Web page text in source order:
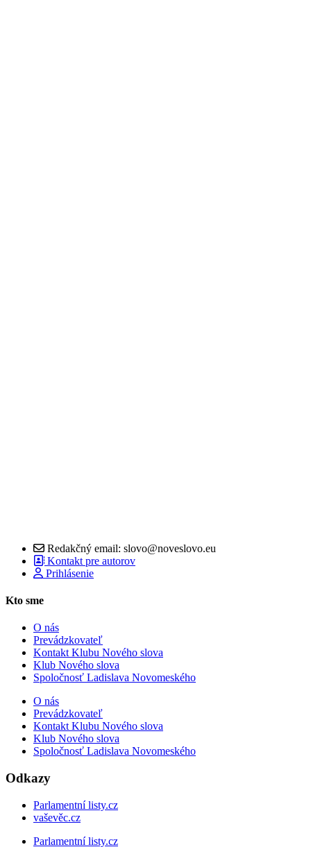
Redakčný email: slovo@noveslovo.eu
Kontakt pre autorov
Prihlásenie
Kto sme
O nás
Prevádzkovateľ
Kontakt Klubu Nového slova
Klub Nového slova
Spoločnosť Ladislava Novomeského
O nás
Prevádzkovateľ
Kontakt Klubu Nového slova
Klub Nového slova
Spoločnosť Ladislava Novomeského
Odkazy
Parlamentní listy.cz
vaševěc.cz
Parlamentní listy.cz